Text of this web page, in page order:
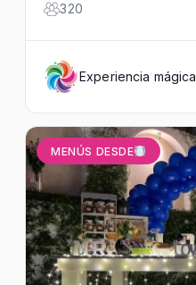
320
Experiencia mágica
MENÚS DESDE